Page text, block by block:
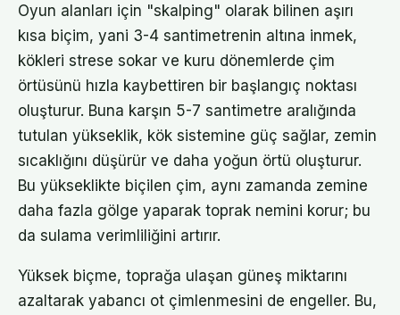
Oyun alanları için "skalping" olarak bilinen aşırı
kısa biçim, yani 3-4 santimetrenin altına inmek,
kökleri strese sokar ve kuru dönemlerde çim
örtüsünü hızla kaybettiren bir başlangıç noktası
oluşturur. Buna karşın 5-7 santimetre aralığında
tutulan yükseklik, kök sistemine güç sağlar, zemin
sıcaklığını düşürür ve daha yoğun örtü oluşturur.
Bu yükseklikte biçilen çim, aynı zamanda zemine
daha fazla gölge yaparak toprak nemini korur; bu
da sulama verimliliğini artırır.
Yüksek biçme, toprağa ulaşan güneş miktarını
azaltarak yabancı ot çimlenmesini de engeller. Bu,